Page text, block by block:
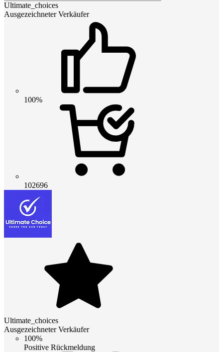
Ultimate_choices
Ausgezeichneter Verkäufer
100%
102696
Ultimate_choices
Ausgezeichneter Verkäufer
100%
Positive Rückmeldung